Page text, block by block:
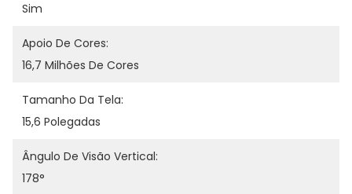
Sim
Apoio De Cores:
16,7 Milhões De Cores
Tamanho Da Tela:
15,6 Polegadas
Ângulo De Visão Vertical:
178°